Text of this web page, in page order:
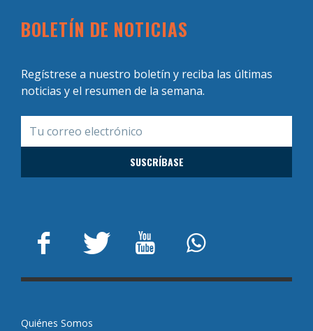
BOLETÍN DE NOTICIAS
Regístrese a nuestro boletín y reciba las últimas
noticias y el resumen de la semana.
Quiénes Somos